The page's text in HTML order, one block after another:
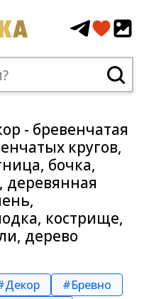
- бревенчатая
кругов,
бочка,
деревянная
кострище,
дерево
#Бревно